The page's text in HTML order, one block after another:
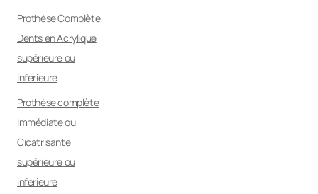
Prothèse Complète
Dents en Acrylique
supérieure ou
inférieure
Prothèse complète
Immédiate ou
Cicatrisante
supérieure ou
inférieure